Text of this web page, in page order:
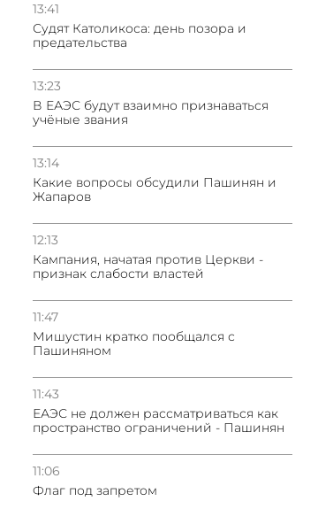
13:41
Судят Католикоса: день позора и
предательства
13:23
В ЕАЭС будут взаимно признаваться
учёные звания
13:14
Какие вопросы обсудили Пашинян и
Жапаров
12:13
Кампания, начатая против Церкви -
признак слабости властей
11:47
Мишустин кратко пообщался с
Пашиняном
11:43
ЕАЭС не должен рассматриваться как
пространство ограничений - Пашинян
11:06
Флаг под запретом